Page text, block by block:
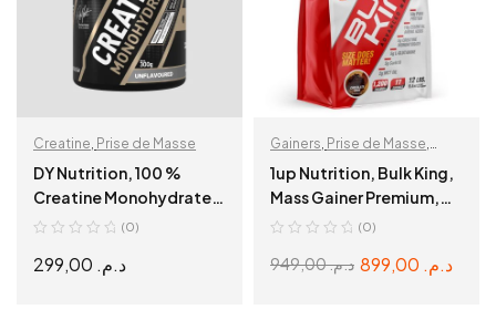
Creatine Prise de Masse
DY Nutrition, 100 %
Creatine Monohydrate
100 % , Créatine Pure,
(0)
د.م.
Gainers Prise de Masse
Protéine
1up Nutrition, Bulk King,
Mass Gainer Premium,
5,5 Kg.
(0)
د.م.949,00 د.م.